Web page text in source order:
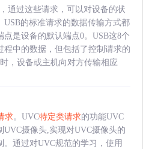
通过这些请求，可以对设备的状
的标准请求的数据传输方式都
是设备的默认端点0。USB这8个
中的数据，但包括了控制请求的
，设备或主机向对方传输相应
求。UVC特定类请求的功能UVC
UVC摄像头,实现对UVC摄像头的
通过对UVC规范的学习，使用